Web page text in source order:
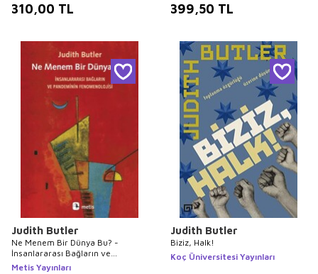
310,00 TL 399,50 TL
Judith Butler
Ne Menem Bir Dünya Bu? -
İnsanlararası Bağların ve
Pandeminin Fenomenolojisi
Metis Yayınları
Judith Butler
Biziz, Halk!
Koç Üniversitesi Yayınları